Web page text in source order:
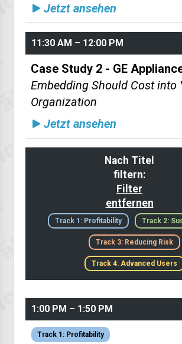
Jetzt ansehen
11:30 AM – 12:00 PM
Case Study 2 - GE
Embedding Should Cost into
Organization
Jetzt ansehen
Nach Titel
filtern:
Filter
entfernen
Track 1: Profitability Track 2:
Track 3: Reducing Risk
Track 4: Advanced Users
1:00 PM – 1:50 PM
Track 1: Profitability